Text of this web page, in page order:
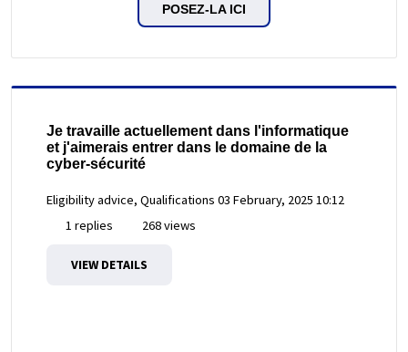
POSEZ-LA ICI
Je travaille actuellement dans l'informatique
et j'aimerais entrer dans le domaine de la
cyber-sécurité
Eligibility advice, Qualifications 03 February, 2025 10:12
1 replies
268 views
VIEW DETAILS